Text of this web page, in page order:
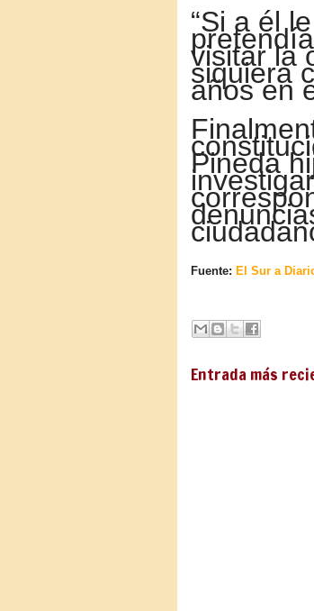
“Si a él
visitar la
siquiera
años en
Pineda
Fuente: El Sur a
Entrada más